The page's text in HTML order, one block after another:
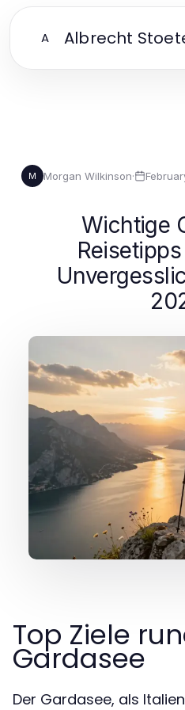
A Albrecht
M Morgan Wilkinson·
Wichtige
Top Ziele
Gardasee
Der Gardasee, als